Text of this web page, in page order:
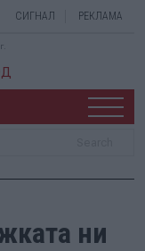
СИГНАЛ РЕКЛАМА
ни